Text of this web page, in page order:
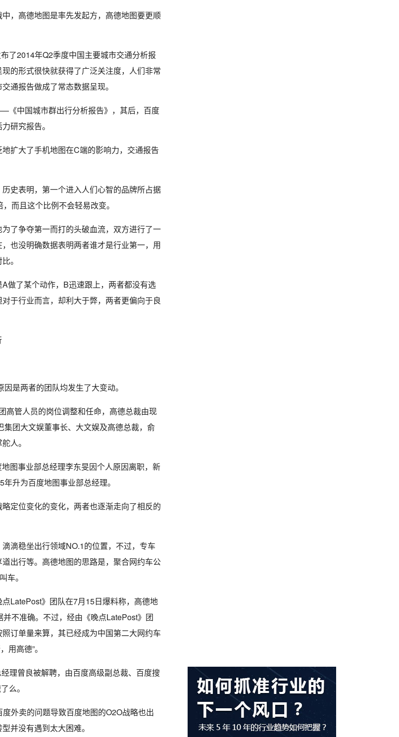
，高德地图是率先发起方，高德地图要更顺
了2014年Q2季度中国主要城市交通分析报
的形式很快就获得了广泛关注度，人们非常
通报告做成了常态数据呈现。
《中国城市群出行分析报告》，其后，百度
研究报告。
扩大了手机地图在C端的影响力，交通报告
史表明，第一个进入人们心智的品牌所占据
而且这个比例不会轻易改变。
了争夺第一而打的头破血流，双方进行了一
也没明确数据表明两者谁才是行业第一，用
。
做了某个动作，B迅速跟上，两者都没有选
于行业而言，却利大于弊，两者更偏向于良
是两者的团队均发生了大变动。
高管人员的岗位调整和任命，高德总裁由现
团大文娱董事长、大文娱及高德总裁，俞
人。
图事业部总经理李东旻因个人原因离职，新
升为百度地图事业部总经理。
定位变化的变化，两者也逐渐走向了相反的
滴稳坐出行领域NO.1的位置，不过，专车
出行等。高德地图的思路是，聚合网约车公
车。
LatePost》团队在7月15日爆料称，高德地
不准确。不过，经由《晚点LatePost》团
订单量来算，其已经成为中国第二大网约车
高德”。
理曾良被解聘，由百度高级副总裁、百度搜
么。
外卖的问题导致百度地图的O2O战略也出
并没有遇到太大困难。